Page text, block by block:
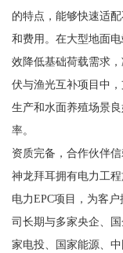
的特点，能够快速适
和费用。在大型地面
效降低基础荷载需求
伏与渔光互补项目中
生产和水面养殖场景
率。
资质完备，合作伙伴信
神龙拜耳拥有电力工
电力EPC项目，为客
司长期与多家央企、
家电投、国家能源、